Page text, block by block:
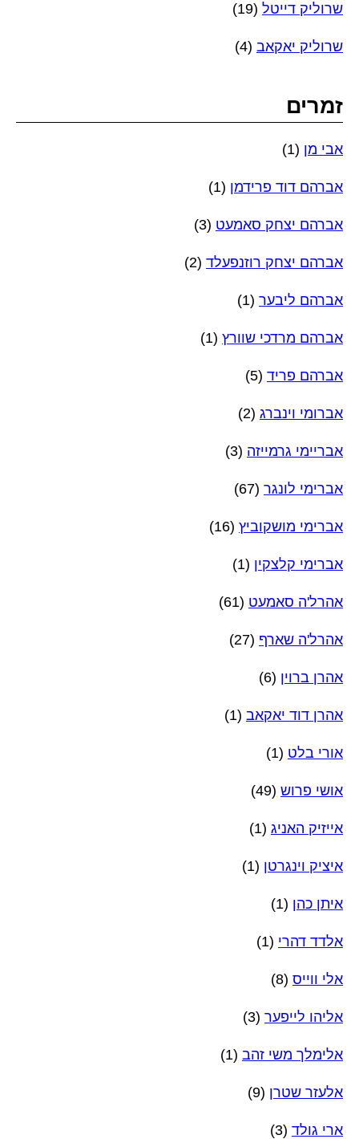
שרוליק דייטל (19)
שרוליק יאקאב (4)
זמרים
אבי מן (1)
אברהם דוד פרידמן (1)
אברהם יצחק סאמעט (3)
אברהם יצחק רוזנפעלד (2)
אברהם ליבער (1)
אברהם מרדכי שוורץ (1)
אברהם פריד (5)
אברומי וינברג (2)
אבריימי גרמייזה (3)
אברימי לונגר (67)
אברימי מושקוביץ (16)
אברימי קלצקין (1)
אהרל'ה סאמעט (61)
אהרל'ה שארף (27)
אהרן ברוין (6)
אהרן דוד יאקאב (1)
אורי בלט (1)
אושי פרוש (49)
אייזיק האניג (1)
איציק וינגרטן (1)
איתן כהן (1)
אלדד דהרי (1)
אלי ווייס (8)
אליהו לייפער (3)
אלימלך משי זהב (1)
אלעזר שטרן (9)
ארי גולד (3)